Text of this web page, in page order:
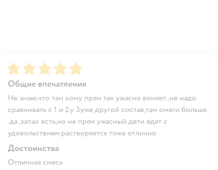
Рейтинг:5
Общие впечатления
Не знаю,что там кому прям так ужасно воняет..не надо
сравнивать с 1 и 2.у 3уже другой состав,там омеги больше
.да ,запах есть,но не прям ужасный.дети едят с
удовольствием.растворяется тоже отлично
Достоинства
Отличная смесь